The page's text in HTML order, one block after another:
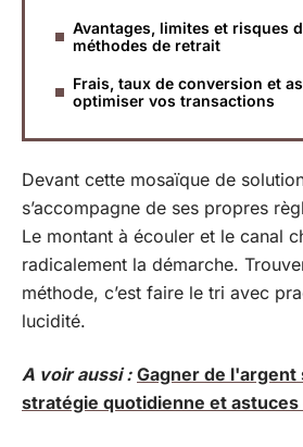
Avantages, limites et risques
méthodes de retrait
Frais, taux de conversion et
optimiser vos transactions
Devant cette mosaïque de
s’accompagne de ses propres
Le montant à écouler et le canal
radicalement la démarche.
méthode, c’est faire le tri avec
lucidité.
A voir aussi : Gagner de l'argent
stratégie quotidienne et astuces